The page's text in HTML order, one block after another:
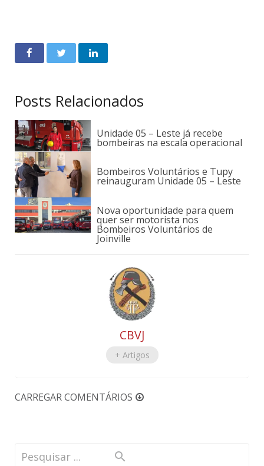
Posts Relacionados
Unidade 05 – Leste já recebe
bombeiras na escala operacional
Bombeiros Voluntários e Tupy
reinauguram Unidade 05 – Leste
Nova oportunidade para quem
quer ser motorista nos
Bombeiros Voluntários de
Joinville
CBVJ
+ Artigos
CARREGAR COMENTÁRIOS